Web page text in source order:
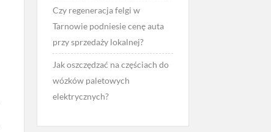
Czy regeneracja felgi w
Tarnowie podniesie cenę auta
przy sprzedaży lokalnej?
Jak oszczędzać na częściach do
wózków paletowych
elektrycznych?